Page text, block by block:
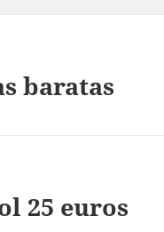
baratas
25 euros